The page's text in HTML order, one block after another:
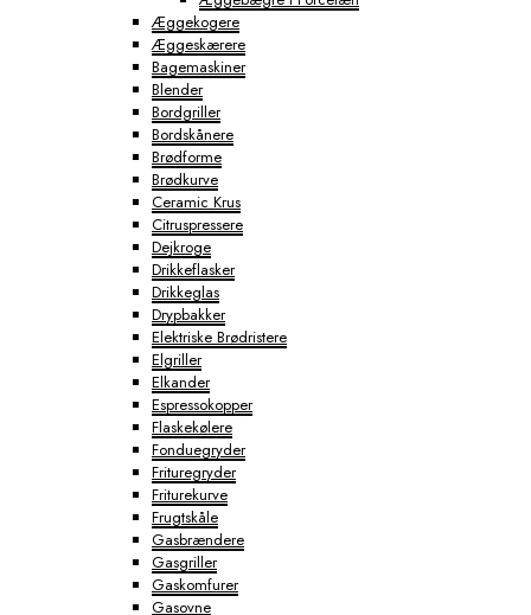
Æggekogere
Æggeskærere
Bagemaskiner
Blender
Bordgriller
Bordskånere
Brødforme
Brødkurve
Ceramic Krus
Citruspressere
Dejkroge
Drikkeflasker
Drikkeglas
Drypbakker
Elektriske Brødristere
Elgriller
Elkander
Espressokopper
Flaskekølere
Fonduegryder
Frituregryder
Friturekurve
Frugtskåle
Gasbrændere
Gasgriller
Gaskomfurer
Gasovne